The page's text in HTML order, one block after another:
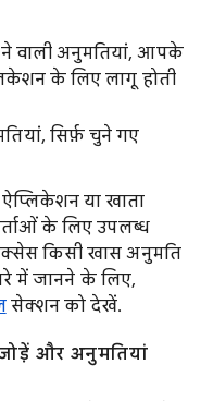
वाली अनुमतियां, आपके
के लिए लागू होती
सिर्फ़ चुने गए
या खाता
के लिए उपलब्ध
किसी खास अनुमति
में जानने के लिए,
सेक्शन को देखें.
और अनुमतियां